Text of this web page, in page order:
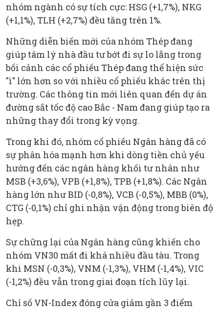
nhóm ngành có sự tích cực: HSG (+1,7%), NKG
(+1,1%), TLH (+2,7%) đều tăng trên 1%.
Những diễn biến mới của nhóm Thép đang
giúp tâm lý nhà đầu tư bớt đi sự lo lắng trong
bối cảnh các cổ phiếu Thép đang thể hiện sức
"ì" lớn hơn so với nhiều cổ phiếu khác trên thị
trường. Các thông tin mới liên quan đến dự án
đường sắt tốc độ cao Bắc - Nam đang giúp tạo ra
những thay đổi trong kỳ vọng.
Trong khi đó, nhóm cổ phiếu Ngân hàng đã có
sự phân hóa mạnh hơn khi dòng tiền chủ yếu
hướng đến các ngân hàng khối tư nhân như
MSB (+3,6%), VPB (+1,8%), TPB (+1,8%). Các Ngân
hàng lớn như BID (-0,8%), VCB (-0,5%), MBB (0%),
CTG (-0,1%) chỉ ghi nhận vận động trong biên độ
hẹp.
Sự chững lại của Ngân hàng cũng khiến cho
nhóm VN30 mất đi khá nhiều đầu tàu. Trong
khi MSN (-0,3%), VNM (-1,3%), VHM (-1,4%), VIC
(-1,2%) đều vẫn trong giai đoạn tích lũy lại.
Chỉ số VN-Index đóng cửa giảm gần 3 điểm